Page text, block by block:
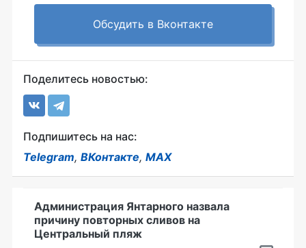
Обсудить в Вконтакте
Поделитесь новостью:
Подпишитесь на нас:
Telegram, ВКонтакте, MAX
Администрация Янтарного назвала
причину повторных сливов на
Центральный пляж